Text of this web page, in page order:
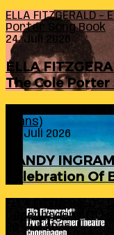
ELLA FITZGERALD
Porter Song Book
24. Juli 2026
ELLA
The Cole Porter
Evans)
24. Juli 2026
RANDY
Celebration Of
ELLA FITZGERALD
Copenhagen 6th
23. Juli 2026